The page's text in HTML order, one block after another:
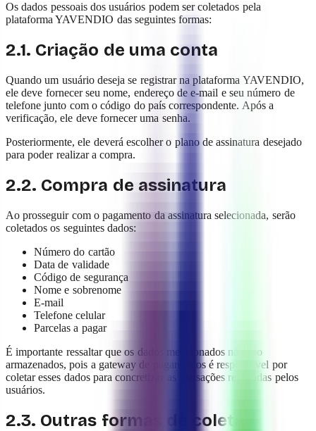
Os dados pessoais dos usuários podem ser coletados pela
plataforma YAVENDIO das seguintes formas:
2.1. Criação de uma conta
Quando um usuário deseja se registrar na plataforma YAVENDIO,
ele deve fornecer seu nome, endereço de e-mail e seu número de
telefone junto com o código do país correspondente. Após a
verificação, ele deve fornecer uma senha.
Posteriormente, ele deverá escolher o plano de assinatura desejado
para poder realizar a compra.
2.2. Compra de assinatura
Ao prosseguir com o pagamento da assinatura selecionada, serão
coletados os seguintes dados:
Número do cartão
Data de validade
Código de segurança
Nome e sobrenome
E-mail
Telefone celular
Parcelas a pagar
É importante ressaltar que os dados mencionados não são
armazenados, pois a gateway de pagamentos é responsável por
coletar esses dados para concretizar as transações realizadas pelos
usuários.
2.3. Outras formas de coleta